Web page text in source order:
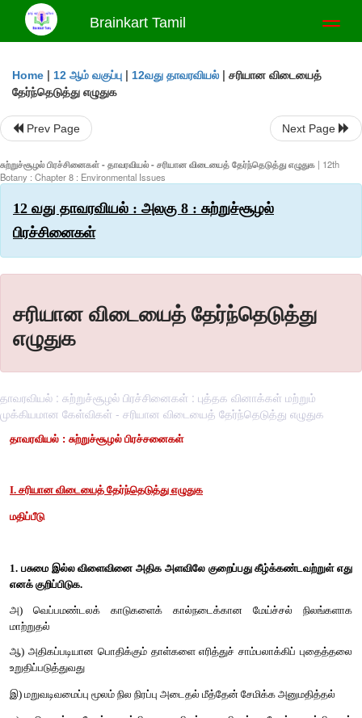
Brainkart Tamil
Home | 12 ஆம் வகுப்பு | 12வது தாவரவியல் | சரியான விடையைத்
தேர்ந்தெடுத்து எழுதுக
Prev Page Next Page
சுற்றுச்சூழல் பிரச்சினைகள் - தாவரவியல் - சரியான விடையைத் தேர்ந்தெடுத்து எழுதுக | 12th
Botany : Chapter 8 : Environmental Issues
12 வது தாவரவியல் : அலகு 8 : சுற்றுச்சூழல்
பிரச்சினைகள்
சரியான விடையைத் தேர்ந்தெடுத்து
எழுதுக
தாவரவியல் : சுற்றுச்சூழல் பிரச்சினைகள் : புத்தக வினாக்கள் மற்றும்
முக்கியமான கேள்விகள் - சரியான விடையைத் தேர்ந்தெடுத்து எழுதுக
I. சரியான விடையைத் தேர்ந்தெடுத்து எழுதுக
மதிப்பீடு